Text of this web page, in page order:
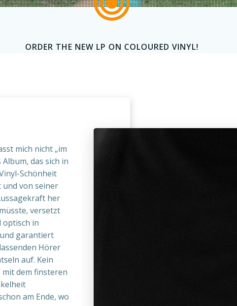
ORDER THE NEW LP ON COLOURED VINYL!
mich nicht „im
das sich in
Schönheit
von seiner
her
versetzt
optisch in
garantiert
Hörer
auf. Kein
mit dem finsteren
am Ende, wo